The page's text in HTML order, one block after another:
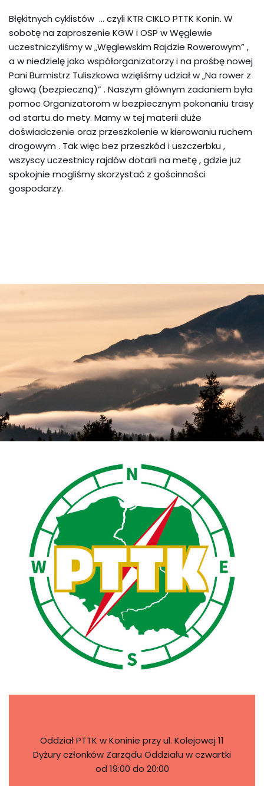
Błękitnych cyklistów … czyli KTR CIKLO PTTK Konin. W
sobotę na zaproszenie KGW i OSP w Węglewie
uczestniczyliśmy w „Węglewskim Rajdzie Rowerowym” ,
a w niedzielę jako współorganizatorzy i na prośbę nowej
Pani Burmistrz Tuliszkowa wzięliśmy udział w „Na rower z
głową (bezpieczną)” . Naszym głównym zadaniem była
pomoc Organizatorom w bezpiecznym pokonaniu trasy
od startu do mety. Mamy w tej materii duże
doświadczenie oraz przeszkolenie w kierowaniu ruchem
drogowym . Tak więc bez przeszkód i uszczerbku ,
wszyscy uczestnicy rajdów dotarli na metę , gdzie już
spokojnie mogliśmy skorzystać z gościnności
gospodarzy.
Oddział PTTK w Koninie przy ul. Kolejowej 11
Dyżury członków Zarządu Oddziału w czwartki
od 19:00 do 20:00